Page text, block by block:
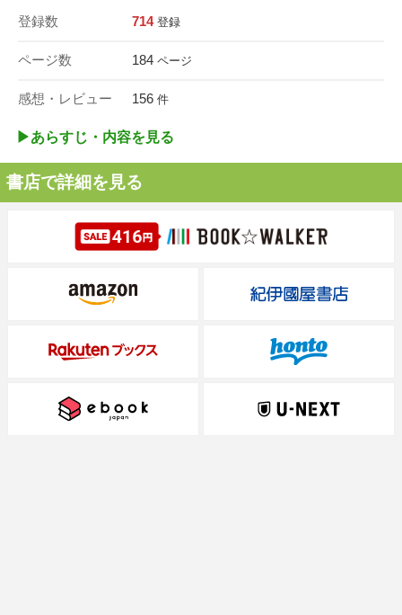
登録数 714 登録
ページ数 184 ページ
感想・レビュー 156 件
▶︎あらすじ・内容を見る
書店で詳細を見る